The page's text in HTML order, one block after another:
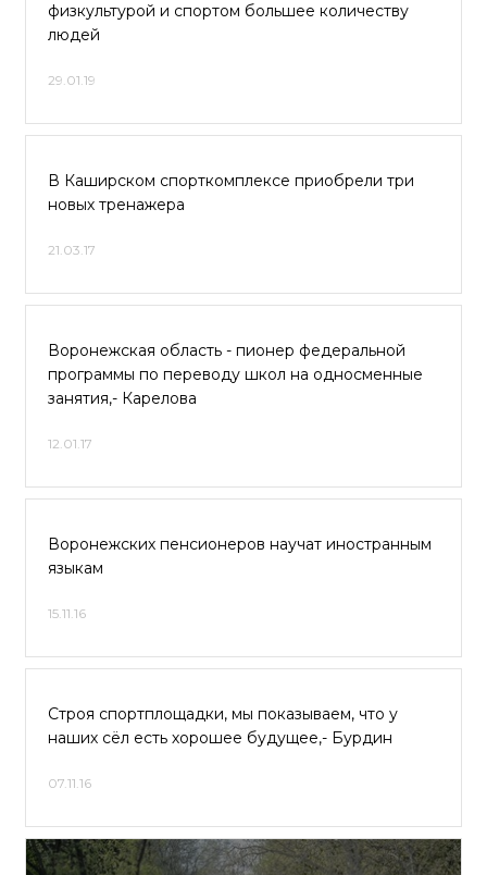
физкультурой и спортом большее количеству
людей
29.01.19
В Каширском спорткомплексе приобрели три
новых тренажера
21.03.17
Воронежская область - пионер федеральной
программы по переводу школ на односменные
занятия,- Карелова
12.01.17
Воронежских пенсионеров научат иностранным
языкам
15.11.16
Строя спортплощадки, мы показываем, что у
наших сёл есть хорошее будущее,- Бурдин
07.11.16